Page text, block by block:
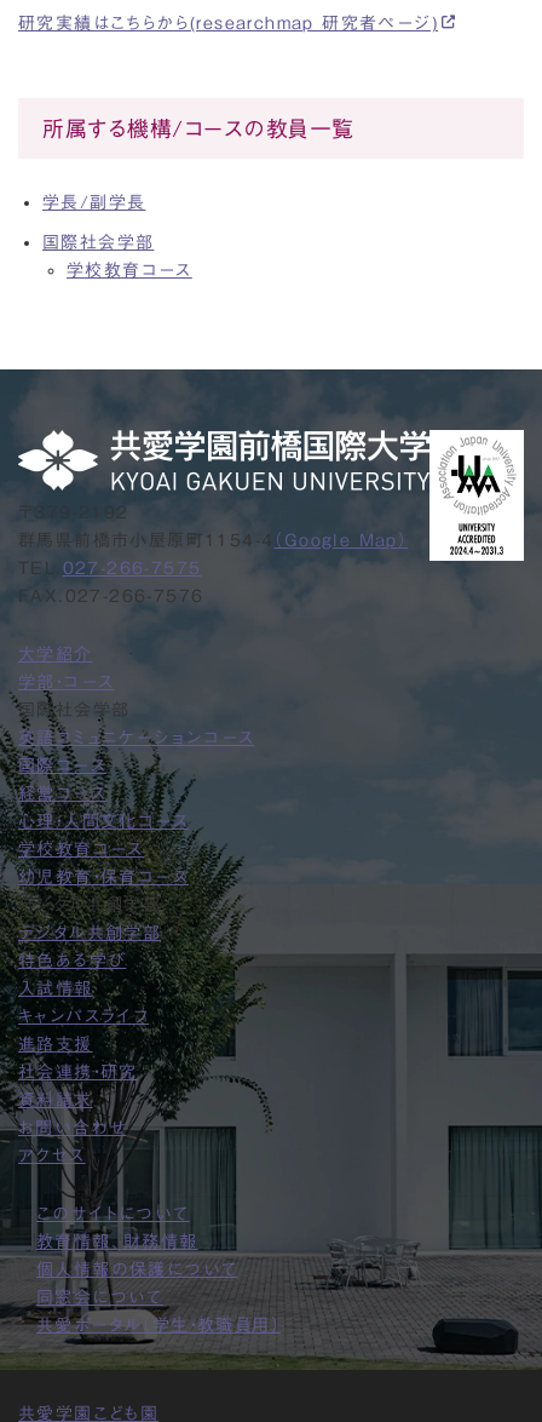
研究実績はこちらから(researchmap 研究者ページ)
所属する機構/コースの教員一覧
学長/副学長
国際社会学部
学校教育コース
〒379-2192
群馬県前橋市小屋原町1154-4
（Google Map）
TEL. 027-266-7575
FAX.027-266-7576
大学紹介
学部・コース
国際社会学部
英語コミュニケーションコース
国際コース
経営コース
心理・人間文化コース
学校教育コース
幼児教育・保育コース
デジタル共創学部
デジタル共創学部
特色ある学び
入試情報
キャンパスライフ
進路支援
社会連携・研究
資料請求
お問い合わせ
アクセス
このサイトについて
教育情報、財務情報
個人情報の保護について
同窓会について
共愛ポータル（学生・教職員用）
共愛学園こども園